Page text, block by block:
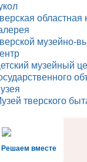
областная
музейно-
музейный
тверского
Решаем вместе